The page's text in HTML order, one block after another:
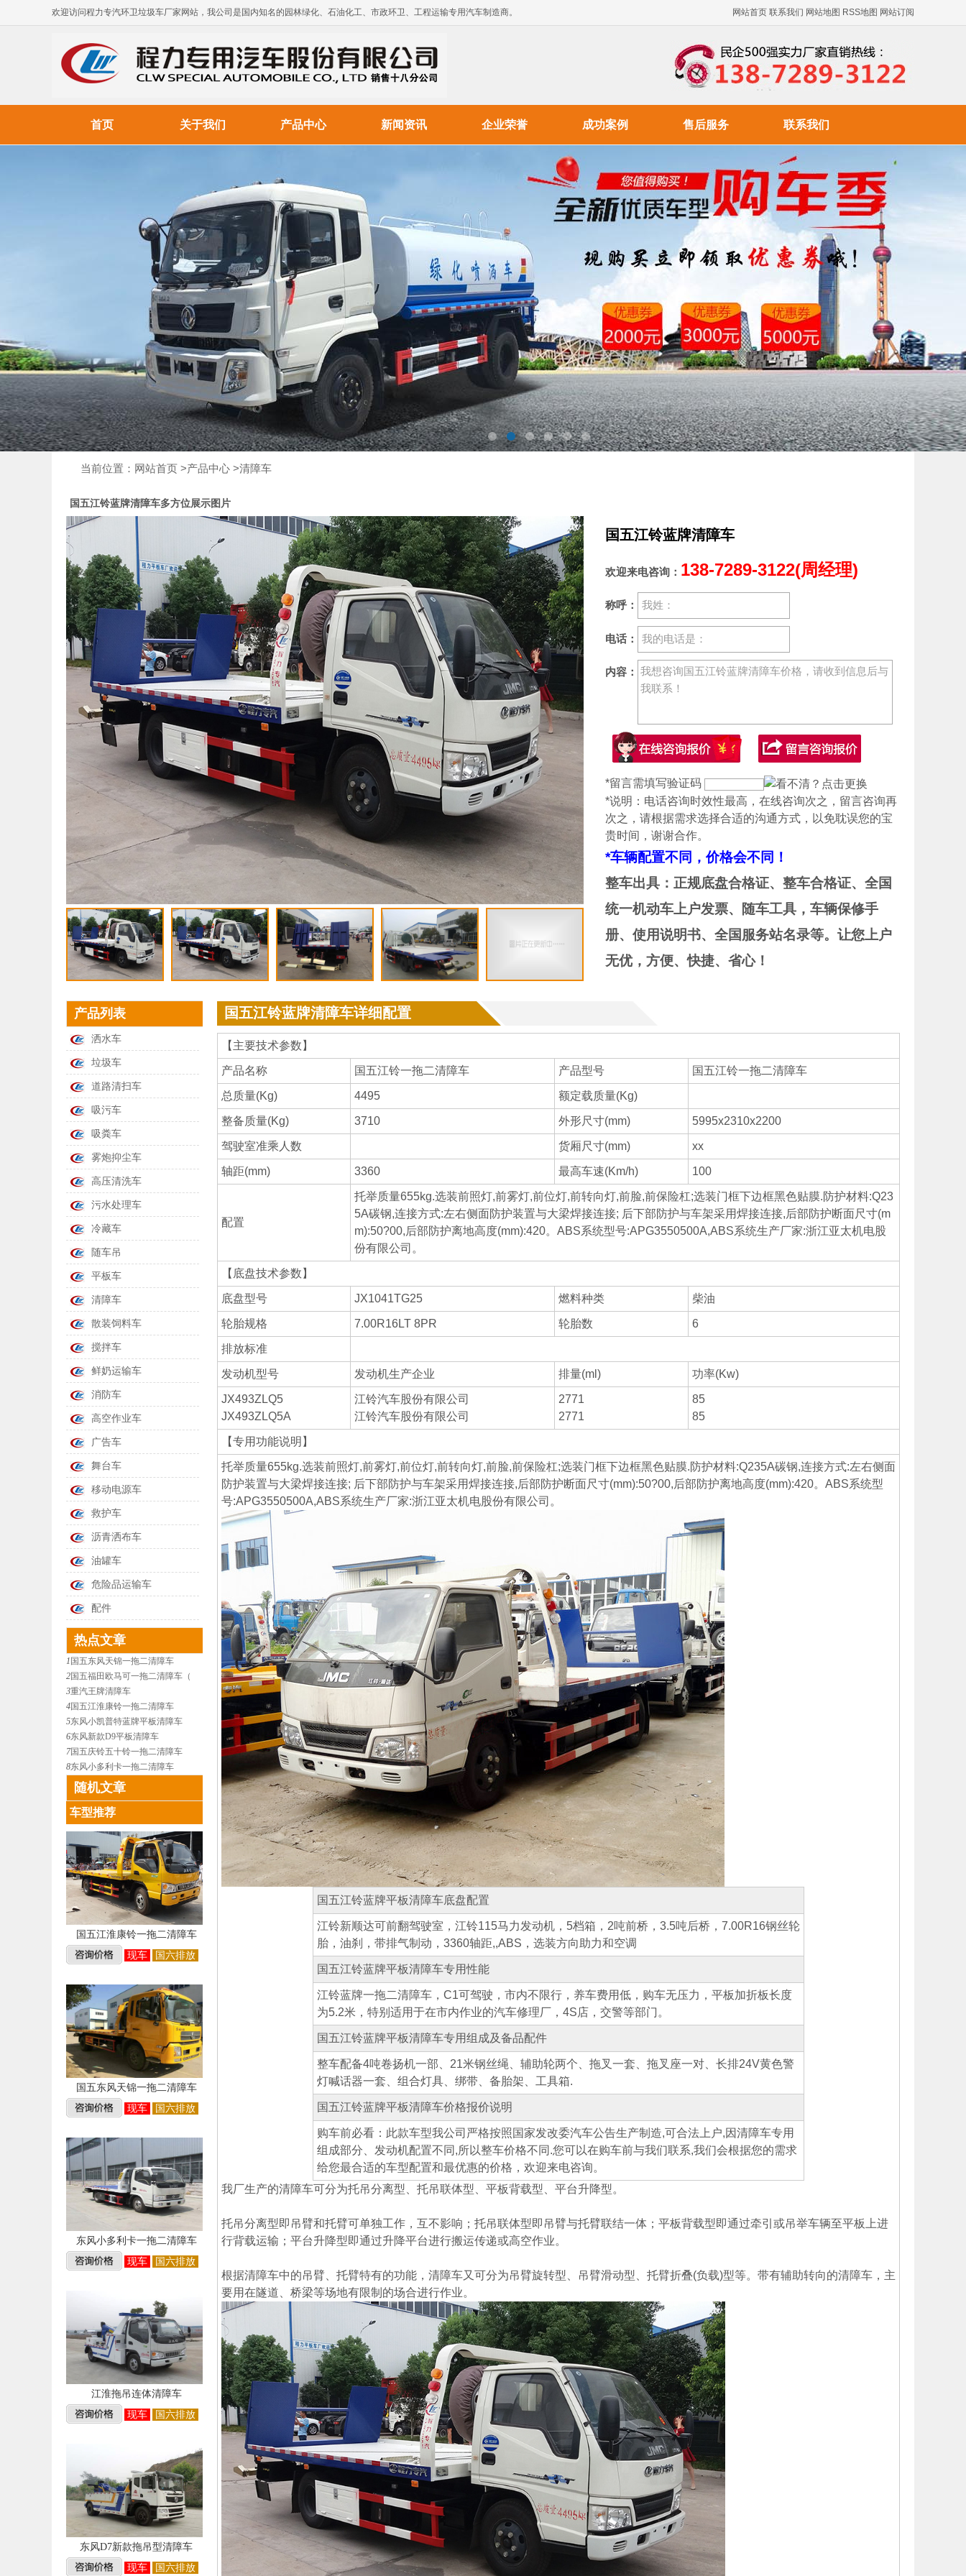
欢迎访问程力专汽环卫垃圾车厂家网站，我公司是国内知名的园林绿化、石油化工、市政环卫、工程运输专用汽车制造商。 网站首页 联系我们 网站地图 RSS地图 网站订阅
首页 关于我们 产品中心 新闻资讯 企业荣誉 成功案例 售后服务 联系我们
当前位置： 网站首页 >产品中心 >清障车
国五江铃蓝牌清障车
欢迎来电咨询： 138-7289-3122(周经理)
称呼：
电话：
内容：
*留言需填写验证码
*说明：电话咨询时效性最高，在线咨询次之，留言咨询再
次之，请根据需求选择合适的沟通方式，以免耽误您的宝
贵时间，谢谢合作。
*车辆配置不同，价格会不同！
整车出具：正规底盘合格证、整车合格证、全国
统一机动车上户发票、随车工具，车辆保修手
册、使用说明书、全国服务站名录等。让您上户
无优，方便、快捷、省心！
国五江铃蓝牌清障车多方位展示图片
产品列表
洒水车
垃圾车
道路清扫车
吸污车
吸粪车
雾炮抑尘车
高压清洗车
污水处理车
冷藏车
随车吊
平板车
清障车
散装饲料车
搅拌车
鲜奶运输车
消防车
高空作业车
广告车
舞台车
移动电源车
救护车
沥青洒布车
油罐车
危险品运输车
配件
热点文章
1 国五东风天锦一拖二清障车
2国五福田欧马可一拖二清障车（
3重汽王牌清障车
4国五江淮康铃一拖二清障车
5东风小凯普特蓝牌平板清障车
6东风新款D9平板清障车
7国五庆铃五十铃一拖二清障车
8东风小多利卡一拖二清障车
随机文章
车型推荐
国五江淮康铃一拖二清障车
现车
国六排放
国五东风天锦一拖二清障车
现车
国六排放
东风小多利卡一拖二清障车
现车
国六排放
江淮拖吊连体清障车
现车
国六排放
东风D7新款拖吊型清障车
现车
国六排放
国五江铃蓝牌清障车详细配置
【主要技术参数】
产品名称 国五江铃一拖二清障车 产品型号 国五江铃一拖二清障车
总质量(Kg) 4495 额定载质量(Kg)
整备质量(Kg) 3710 外形尺寸(mm) 5995x2310x2200
驾驶室准乘人数 货厢尺寸(mm) xx
轴距(mm) 3360 最高车速(Km/h) 100
配置
托举质量655kg.选装前照灯,前雾灯,前位灯,前转向灯,前脸,前保险杠;选装门框下边框黑色贴膜.防护材料:Q23
5A碳钢,连接方式:左右侧面防护装置与大梁焊接连接; 后下部防护与车架采用焊接连接,后部防护断面尺寸(m
m):50?00,后部防护离地高度(mm):420。ABS系统型号:APG3550500A,ABS系统生产厂家:浙江亚太机电股
份有限公司。
【底盘技术参数】
底盘型号 JX1041TG25 燃料种类 柴油
轮胎规格 7.00R16LT 8PR 轮胎数 6
排放标准
发动机型号 发动机生产企业 排量(ml) 功率(Kw)
JX493ZLQ5
JX493ZLQ5A
江铃汽车股份有限公司
江铃汽车股份有限公司
2771
2771
85
85
【专用功能说明】
托举质量655kg.选装前照灯,前雾灯,前位灯,前转向灯,前脸,前保险杠;选装门框下边框黑色贴膜.防护材料:Q235A碳钢,连接方式:左右侧面
防护装置与大梁焊接连接; 后下部防护与车架采用焊接连接,后部防护断面尺寸(mm):50?00,后部防护离地高度(mm):420。ABS系统型
号:APG3550500A,ABS系统生产厂家:浙江亚太机电股份有限公司。
国五江铃蓝牌平板清障车底盘配置
江铃新顺达可前翻驾驶室，江铃115马力发动机，5档箱，2吨前桥，3.5吨后桥，7.00R16钢丝轮
胎，油刹，带排气制动，3360轴距,,ABS，选装方向助力和空调
国五江铃蓝牌平板清障车专用性能
江铃蓝牌一拖二清障车，C1可驾驶，市内不限行，养车费用低，购车无压力，平板加折板长度
为5.2米，特别适用于在市内作业的汽车修理厂，4S店，交警等部门。
国五江铃蓝牌平板清障车专用组成及备品配件
整车配备4吨卷扬机一部、21米钢丝绳、辅助轮两个、拖叉一套、拖叉座一对、长排24V黄色警
灯喊话器一套、组合灯具、绑带、备胎架、工具箱.
国五江铃蓝牌平板清障车价格报价说明
购车前必看：此款车型我公司严格按照国家发改委汽车公告生产制造,可合法上户,因清障车专用
组成部分、发动机配置不同,所以整车价格不同.您可以在购车前与我们联系,我们会根据您的需求
给您最合适的车型配置和最优惠的价格，欢迎来电咨询。
我厂生产的清障车可分为托吊分离型、托吊联体型、平板背载型、平台升降型。
托吊分离型即吊臂和托臂可单独工作，互不影响；托吊联体型即吊臂与托臂联结一体；平板背载型即通过牵引或吊举车辆至平板上进
行背载运输；平台升降型即通过升降平台进行搬运传递或高空作业。
根据清障车中的吊臂、托臂特有的功能，清障车又可分为吊臂旋转型、吊臂滑动型、托臂折叠(负载)型等。带有辅助转向的清障车，主
要用在隧道、桥梁等场地有限制的场合进行作业。